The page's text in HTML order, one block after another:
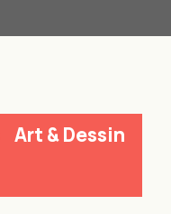
Art & Dessin